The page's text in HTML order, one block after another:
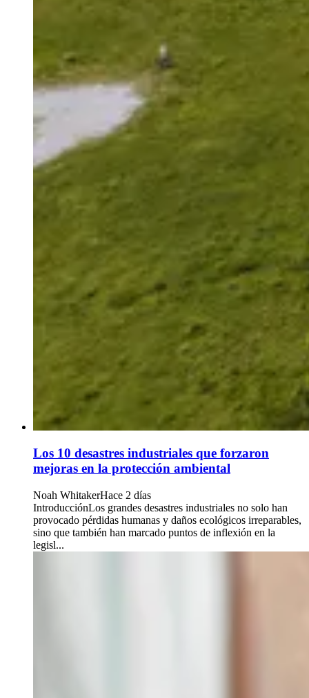
Los 10 desastres industriales que forzaron
mejoras en la protección ambiental
Noah WhitakerHace 2 días
IntroducciónLos grandes desastres industriales no solo han
provocado pérdidas humanas y daños ecológicos irreparables,
sino que también han marcado puntos de inflexión en la
legisl...